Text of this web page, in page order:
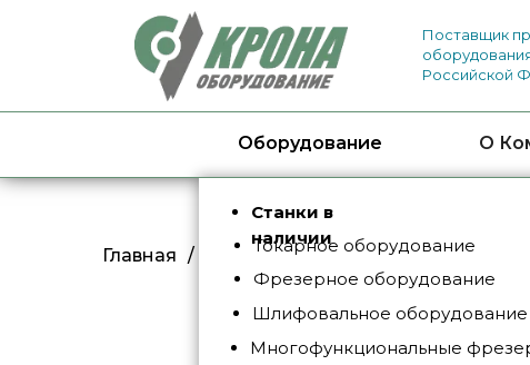
О
Поставщик
Российской
Оборудование
Токарное оборудование
Фрезерное оборудование
Шлифовальное оборудование
Многофункциональные
Станки в
наличии
Главная / Каталог / Фрезерное